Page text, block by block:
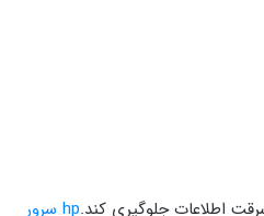
اطلاعات جلوگیری کند.hp سرور